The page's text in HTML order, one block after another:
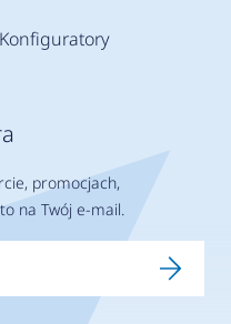
Konfiguratory
promocjach,
na Twój e-mail.